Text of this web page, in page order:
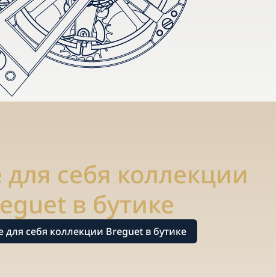
себя коллекции
в бутике
для себя коллекции Breguet в бутике